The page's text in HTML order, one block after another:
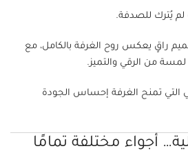
لم يُترك للصدفة.
راقٍ يعكس روح الغرفة بالكامل، مع
من الرقي والتميز.
التي تمنح الغرفة إحساس الجودة
أجواء مختلفة تمامًا